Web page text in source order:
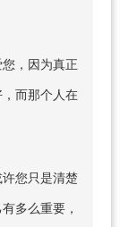
，因为真正
而那个人在
您只是清楚
多么重要，